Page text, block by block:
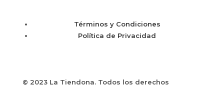
© 2023 La Tiendona. Todos los derechos
Términos y Condiciones
Política de Privacidad